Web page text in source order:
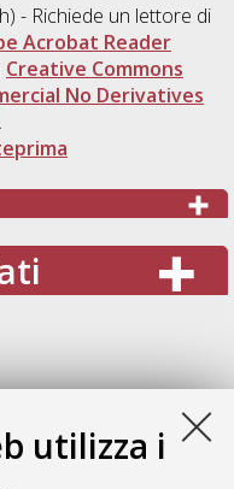
utilizza i
- Richiede un lettore di
Acrobat Reader
Creative Commons
No Derivatives
.